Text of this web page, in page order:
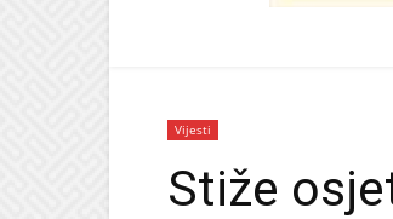
Vijesti
Stiže